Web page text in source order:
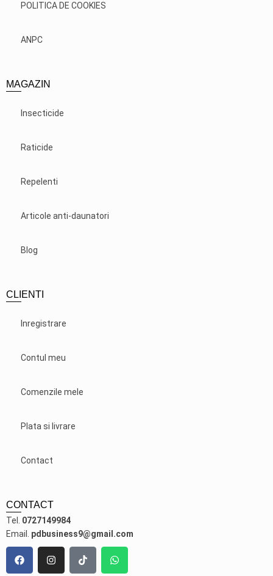
POLITICA DE COOKIES
ANPC
MAGAZIN
Insecticide
Raticide
Repelenti
Articole anti-daunatori
Blog
CLIENTI
Inregistrare
Contul meu
Comenzile mele
Plata si livrare
Contact
CONTACT
Tel. 0727149984
Email. pdbusiness9@gmail.com